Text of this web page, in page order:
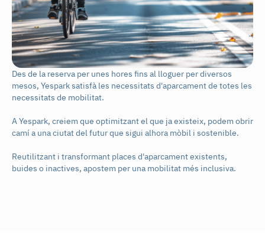
Des de la reserva per unes hores fins al lloguer per diversos
mesos, Yespark satisfà les necessitats d'aparcament de totes les
necessitats de mobilitat.
A Yespark, creiem que optimitzant el que ja existeix, podem obrir
camí a una ciutat del futur que sigui alhora mòbil i sostenible.
Reutilitzant i transformant places d'aparcament existents,
buides o inactives, apostem per una mobilitat més inclusiva.